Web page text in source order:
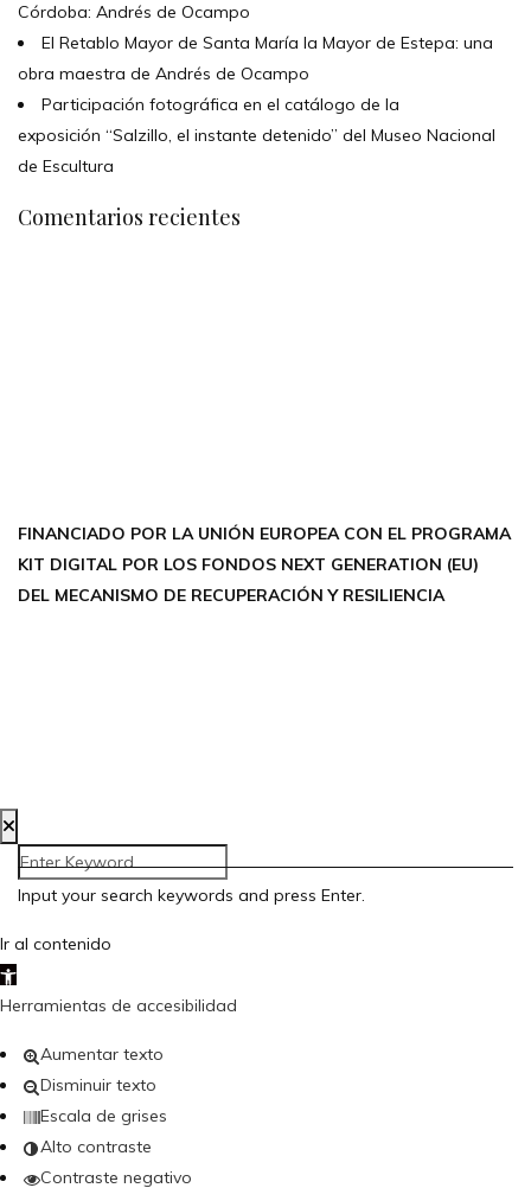
Córdoba: Andrés de Ocampo
El Retablo Mayor de Santa María la Mayor de Estepa: una
obra maestra de Andrés de Ocampo
Participación fotográfica en el catálogo de la
exposición “Salzillo, el instante detenido” del Museo Nacional
de Escultura
Comentarios recientes
FINANCIADO POR LA UNIÓN EUROPEA CON EL PROGRAMA
KIT DIGITAL POR LOS FONDOS NEXT GENERATION (EU)
DEL MECANISMO DE RECUPERACIÓN Y RESILIENCIA
Input your search keywords and press Enter.
Ir al contenido
Abrir barra de herramientas
Herramientas de accesibilidad
Aumentar texto
Disminuir texto
Escala de grises
Alto contraste
Contraste negativo